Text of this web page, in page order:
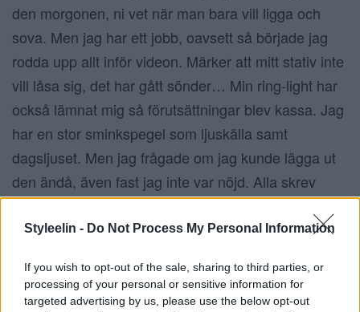
Styleelin - Do Not Process My Personal Information
If you wish to opt-out of the sale, sharing to third parties, or
processing of your personal or sensitive information for
targeted advertising by us, please use the below opt-out
den morgonen, ni vet när man bara vill ligga och
sova. Men jag har ett jobb, oavsett så började jag
rodda upp allt inför videon. Märker att mitt stativ inte
vill låsa sig, det har gått sönder… Min ring-light har
också lämnat mig så förutsättningar blev kassa. Jag
har en stor sminkspegel som ljuskälla samt
dagsljuset. Men jag frågade om jag kunde lägga ut
den ändå, även fast jag inte var nöjd. Alla skrev
KÖR, man kan inte ha toppendagar hela tiden. Vet
ni, det har ni rätt i. Så ljuset är kasst, vilket är viktigt
lite frågor, sminkar på mig och gör mig redo för
dagen. Jag åkte efter iväg och köpte en ny kamera,